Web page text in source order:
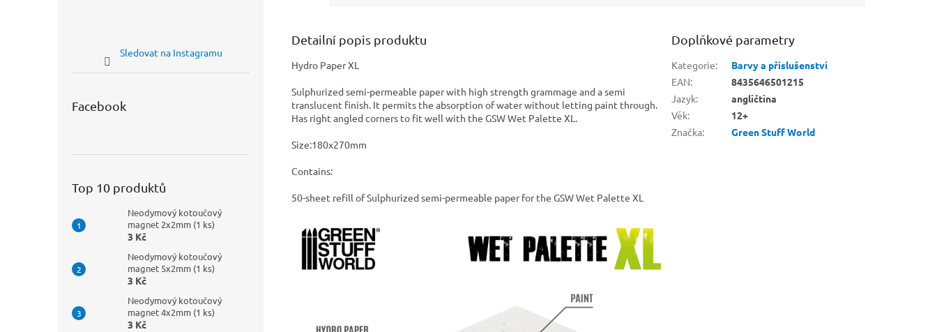
Sledovat na Instagramu
Facebook
Top 10 produktů
Neodymový kotoučový
magnet 2x2mm (1 ks)
3 Kč
Neodymový kotoučový
magnet 5x2mm (1 ks)
3 Kč
Neodymový kotoučový
magnet 4x2mm (1 ks)
3 Kč
Detailní popis produktu
Hydro Paper XL
Sulphurized semi-permeable paper with high strength grammage and a semi
translucent finish. It permits the absorption of water without letting paint through.
Has right angled corners to fit well with the GSW Wet Palette XL.
Size:180x270mm
Contains:
50-sheet refill of Sulphurized semi-permeable paper for the GSW Wet Palette XL
Doplňkové parametry
Kategorie:
Barvy a příslušenství
EAN:
8435646501215
Jazyk:
angličtina
Věk:
12+
Značka: Green Stuff World